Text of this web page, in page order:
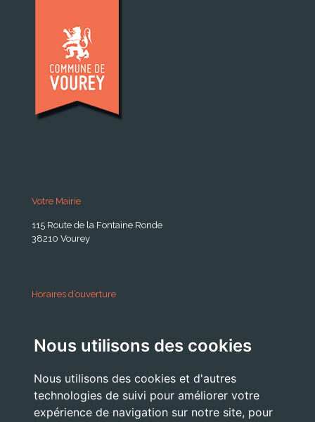
Nous utilisons des cookies
Nous utilisons des cookies et d'autres
technologies de suivi pour améliorer votre
expérience de navigation sur notre site, pour
Votre Mairie
115 Route de la Fontaine Ronde
38210 Vourey
Horaires d’ouverture
Lundi . Mardi : 10h 12h /16h 18h30
Jeudi . Vendredi : 13h30 / 17h